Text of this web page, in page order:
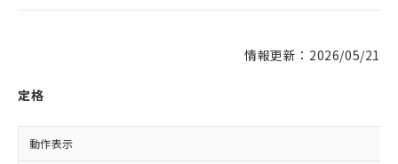
情報更新：2026/05/21
定格
動作表示